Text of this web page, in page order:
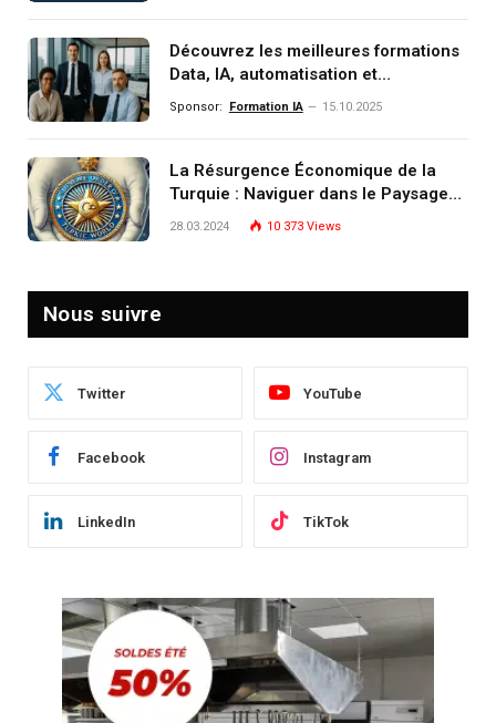
Découvrez les meilleures formations
Data, IA, automatisation et
investissement (gestion de
Sponsor: Formation IA 15.10.2025
La Résurgence Économique de la
Turquie : Naviguer dans le Paysage
Post-Crise
28.03.2024 10 373 Views
Nous suivre
Twitter YouTube
Facebook Instagram
LinkedIn TikTok